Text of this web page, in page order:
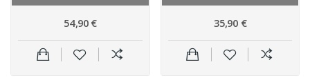
54,90 € 35,90 €